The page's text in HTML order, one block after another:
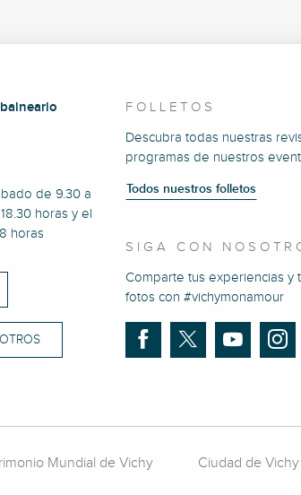
de 9.30 a
horas y el
horas
FOLLETOS
Descubra todas nuestras
programas de nuestros
Todos nuestros folletos
SIGA CON
Comparte tus experiencias y
fotos con #vichymonamour
Mundial de Vichy Ciudad de Vichy